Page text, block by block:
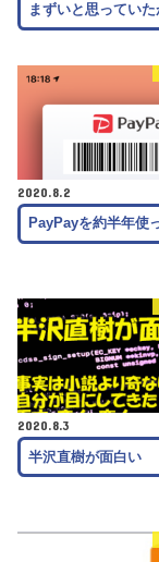
まずいと思っていた
2020.8.2
PayPayを約半年使
2020.8.3
半沢直樹が面白い